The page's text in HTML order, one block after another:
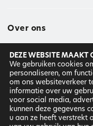
Over ons
Hier geloven wij in
Ons team
Werken bij
DEZE WEBSITE MAAKT
We gebruiken cookies
personaliseren, om
om ons websiteverkeer
informatie over uw
voor social media,
kunnen deze gegevens
u aan ze heeft verstrekt